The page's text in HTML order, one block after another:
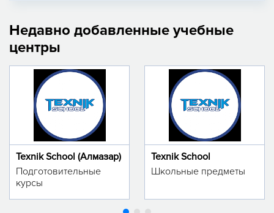
Недавно добавленные учебные
центры
Texnik School (Алмазар)
Подготовительные
курсы
Texnik School
Школьные предметы